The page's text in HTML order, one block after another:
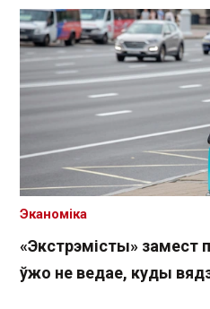
«Экстрэмісты» замест
ўжо не ведае, куды
Эканоміка